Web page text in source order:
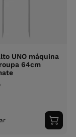
UNO máquina
64cm
ao